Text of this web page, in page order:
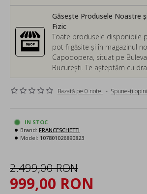
Găsește Produsele Noastre
Fizic
Toate produsele disponibile
pot fi găsite și în magazinul
Capodopera, situat pe
București. Te așteptăm cu
Bazată pe 0 note. - Spune-ţi
999,00 RON
2.499,00 RON
IN STOC
Brand: FRANCESCHETTI
Model: 107801026890823